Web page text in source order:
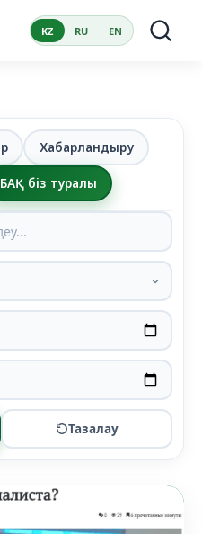
KZ RU EN
Хабарландыру
БАҚ біз туралы
Тазалау